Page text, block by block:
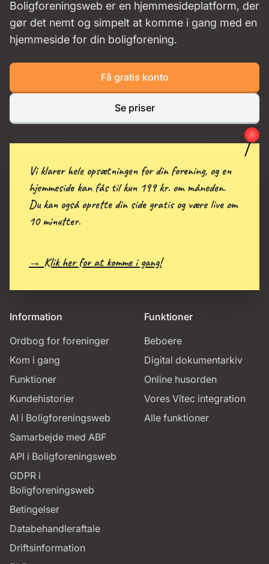
Boligforeningsweb er en hjemmesideplatform, der
gør det nemt og simpelt at komme i gang med en
hjemmeside for din boligforening.
Få gratis konto
Se priser
Information
Ordbog for foreninger
Kom i gang
Funktioner
Kundehistorier
AI i Boligforeningsweb
Samarbejde med ABF
API i Boligforeningsweb
GDPR i
Boligforeningsweb
Betingelser
Databehandleraftale
Driftsinformation
Funktioner
Beboere
Digital dokumentarkiv
Online husorden
Vores Vitec integration
Alle funktioner
Vi klarer hele opsætningen for din forening, og en
hjemmeside kan fås til kun 199 kr. om måneden.
Du kan også oprette din side gratis og være live om
10 minutter.
→ Klik her for at komme i gang!